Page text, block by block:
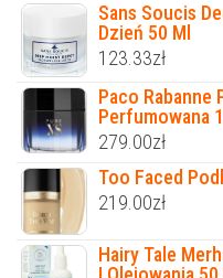
Sans Soucis
Dzień 50 Ml
123.33zł
Paco Rabanne
Perfumowana
279.00zł
Too Faced
219.00zł
Hairy Tale